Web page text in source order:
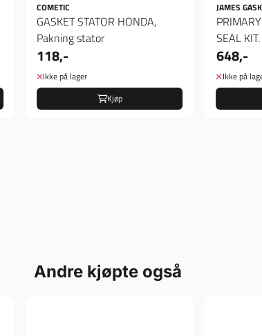
COMETIC
GASKET STATOR HONDA,
Pakning stator
118,-
Ikke på lager
Kjøp
JAMES
SEAL
648,-
Ikke på
Andre kjøpte også